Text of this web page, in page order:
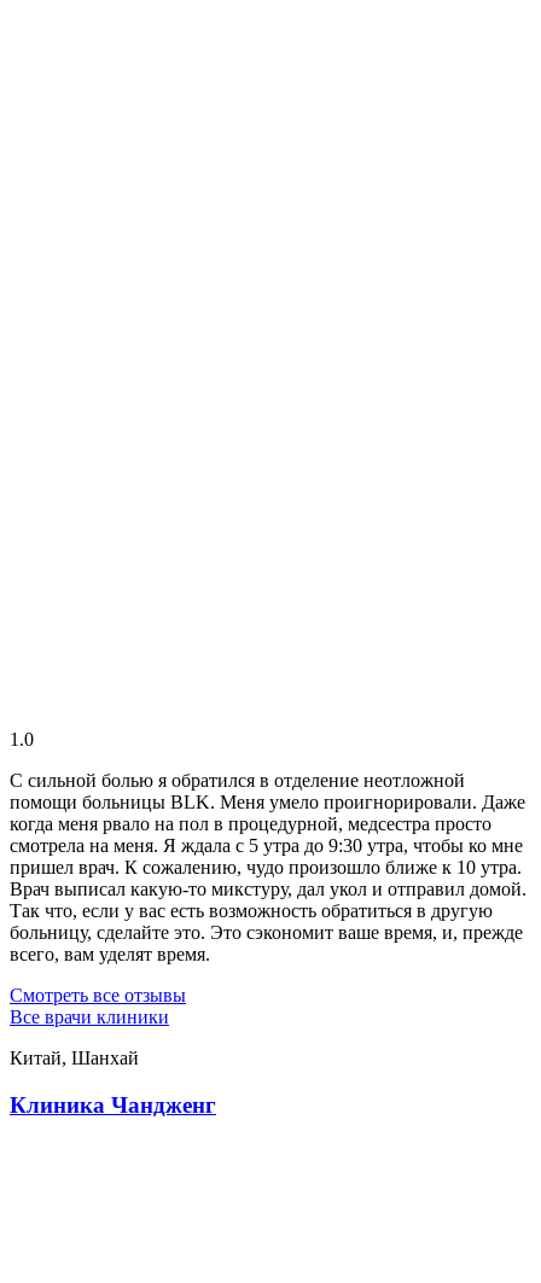
1.0
С сильной болью я обратился в отделение неотложной
помощи больницы BLK. Меня умело проигнорировали. Даже
когда меня рвало на пол в процедурной, медсестра просто
смотрела на меня. Я ждала с 5 утра до 9:30 утра, чтобы ко мне
пришел врач. К сожалению, чудо произошло ближе к 10 утра.
Врач выписал какую-то микстуру, дал укол и отправил домой.
Так что, если у вас есть возможность обратиться в другую
больницу, сделайте это. Это сэкономит ваше время, и, прежде
всего, вам уделят время.
Смотреть все отзывы
Все врачи клиники
Китай, Шанхай
Клиника Чандженг